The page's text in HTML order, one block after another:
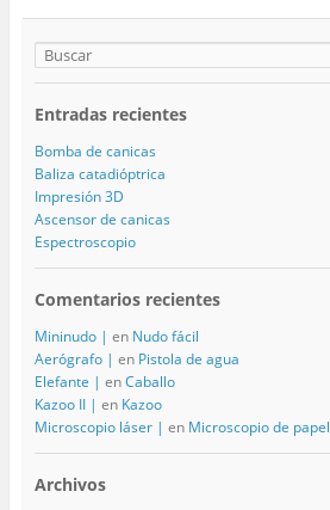
Entradas recientes
Bomba de canicas
Baliza catadióptrica
Impresión 3D
Ascensor de canicas
Espectroscopio
Comentarios recientes
Mininudo | en Nudo fácil
Aerógrafo | en Pistola de agua
Elefante | enCaballo
Kazoo II | en Kazoo
Microscopio láser | en Microscopio de papel
Archivos